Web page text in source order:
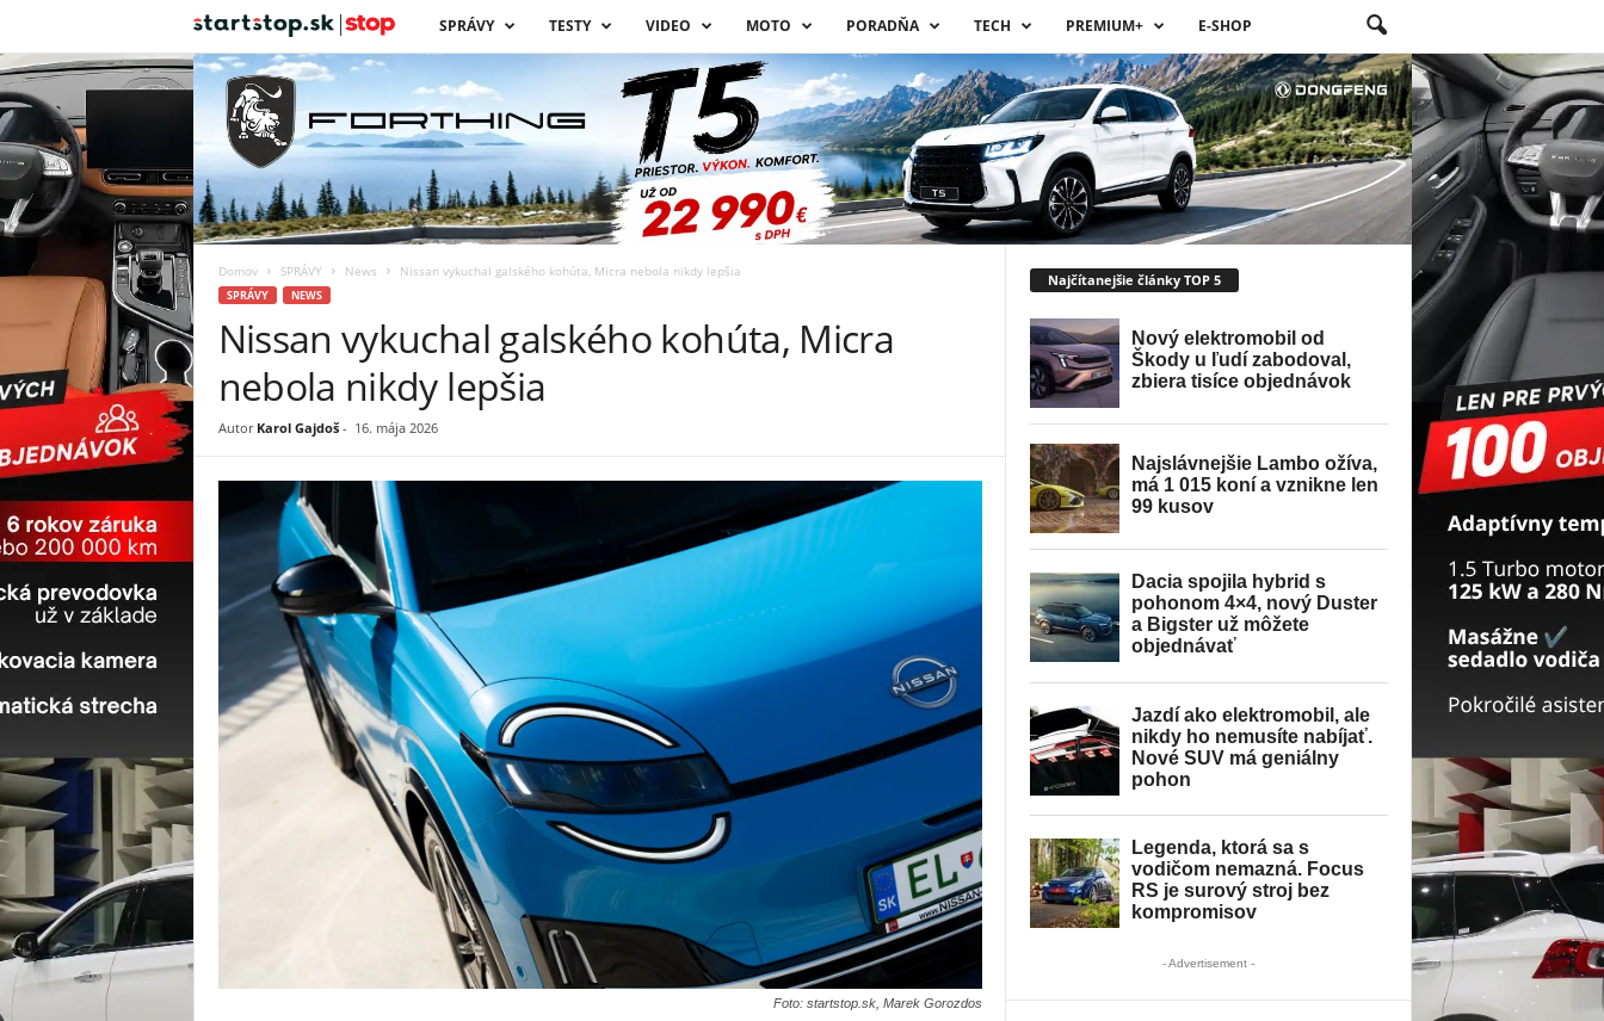
a
r
t
t
o
SPRÁVY TESTY VIDEO MOTO PORADŇA TECH PREMIUM+ E-SHOP
Domov SPRÁVY News Nissan vykuchal galského kohúta, Micra nebola nikdy lepšia
SPRÁVY NEWS
Nissan vykuchal galského kohúta, Micra
nebola nikdy lepšia
Autor Karol Gajdoš- 16. mája 2026
Foto: startstop.sk, Marek Gorozdos
Najčítanejšie články TOP 5
- Advertisement -